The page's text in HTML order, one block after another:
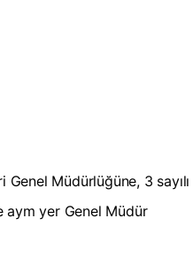
Müdürlüğüne, 3 sayılı
aym yer Genel Müdür